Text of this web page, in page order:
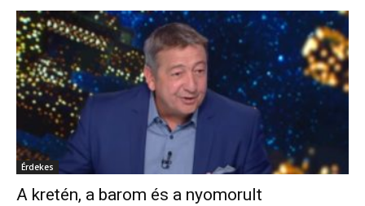
Érdekes
A kretén, a barom és a nyomorult